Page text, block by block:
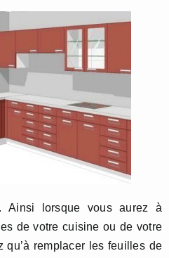
Ainsi lorsque vous aurez à
de votre cuisine ou de votre
qu’à remplacer les feuilles de